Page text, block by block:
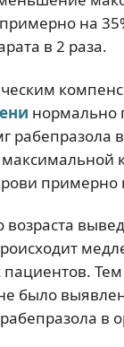
на
в 2 раза.
нормально
рабепразола
примерно
было
в